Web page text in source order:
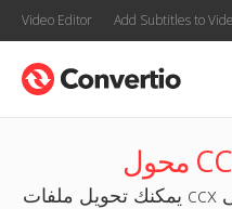
Video Editor Add Subtitles to
يمكنك تحويل ملفات ccx إلى xwd على الإنترنت وبشكل